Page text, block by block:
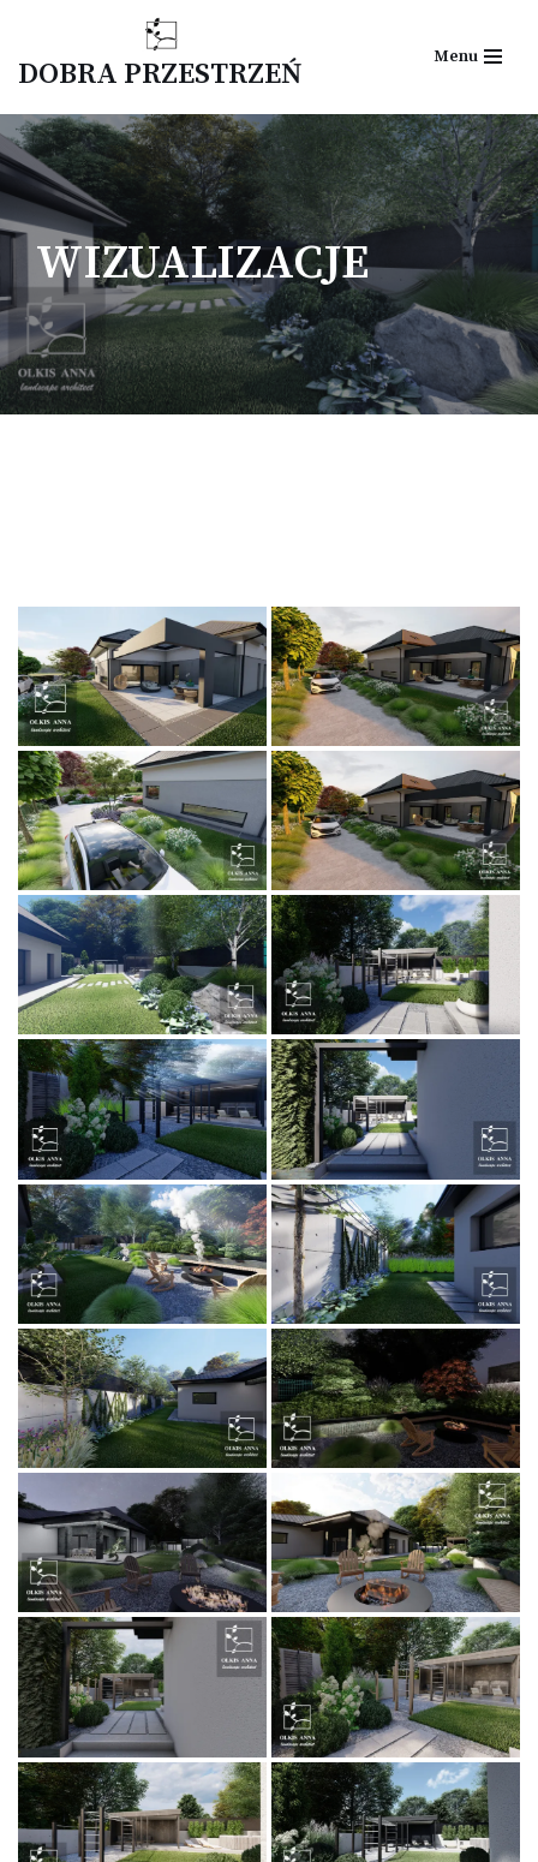
Przejdź
treści
DOBRA PRZESTRZEŃ Menu
WIZUALIZACJE